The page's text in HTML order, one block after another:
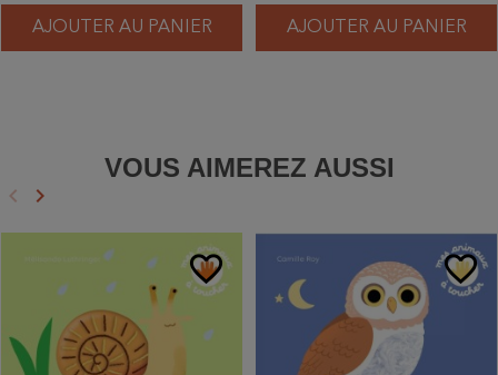
AJOUTER AU PANIER AJOUTER AU PANIER
VOUS AIMEREZ AUSSI
Précédent
keyboard_arrow_left Suivant
keyboard_arrow_right
favorite_border favorite_border